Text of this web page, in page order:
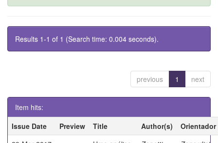
Results 1-1 of 1 (Search time: 0.004 seconds).
previous 1 next
Item hits:
Issue Date
Preview Title Author(s)
Orientador